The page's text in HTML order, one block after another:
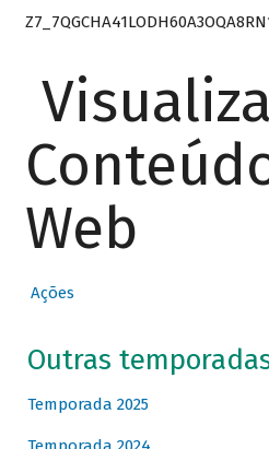
Web
Ações
Outras
Temporada 2025